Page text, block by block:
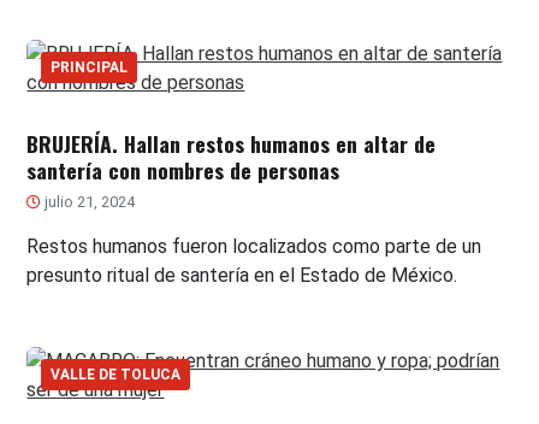
PRINCIPAL
BRUJERÍA. Hallan restos humanos en altar de
santería con nombres de personas
julio 21, 2024
Restos humanos fueron localizados como parte de un
presunto ritual de santería en el Estado de México.
VALLE DE TOLUCA